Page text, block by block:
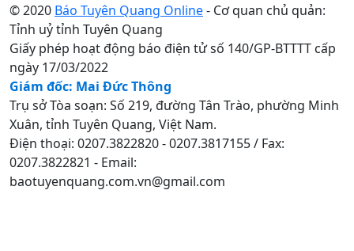
© 2020 Báo Tuyên Quang Online- Cơ quan chủ quản:
Tỉnh uỷ tỉnh Tuyên Quang
Giấy phép hoạt động báo điện tử số 140/GP-BTTTT cấp
ngày 17/03/2022
Giám đốc: Mai Đức Thông
Trụ sở Tòa soạn: Số 219, đường Tân Trào, phường Minh
Xuân, tỉnh Tuyên Quang, Việt Nam.
Điện thoại: 0207.3822820 - 0207.3817155 / Fax:
0207.3822821 - Email:
baotuyenquang.com.vn@gmail.com